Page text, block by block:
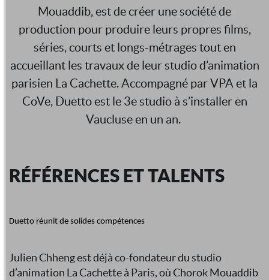
Mouaddib, est de créer une société de
production pour produire leurs propres films,
séries, courts et longs-métrages tout en
accueillant les travaux de leur studio d’animation
parisien La Cachette. Accompagné par VPA et la
CoVe, Duetto est le 3e studio à s’installer en
Vaucluse en un an.
RÉFÉRENCES ET TALENTS
Duetto réunit de solides compétences
Julien Chheng est déjà co-fondateur du studio
d’animation La Cachette à Paris, où Chorok Mouaddib